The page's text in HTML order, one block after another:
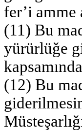
fer’i amme
(11) Bu
yürürlüğe
(12) Bu